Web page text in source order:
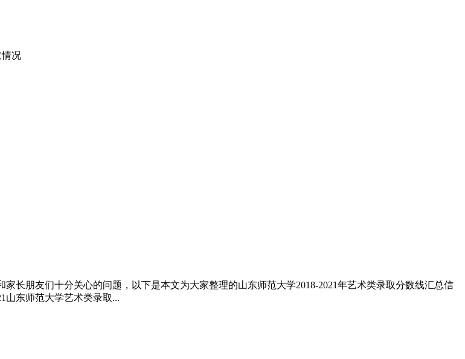
情况
长朋友们十分关心的问题，以下是本文为大家整理的山东师范大学2018-2021年艺术类录取分数线汇总信
山东师范大学艺术类录取...